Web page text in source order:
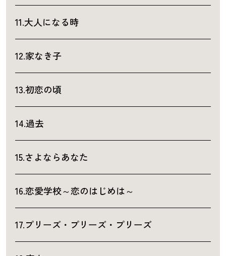
11.大人になる時
12.家なき子
13.初恋の頃
14.過去
15.さよならあなた
16.恋愛学校～恋のはじめは～
17.プリーズ・プリーズ・プリーズ